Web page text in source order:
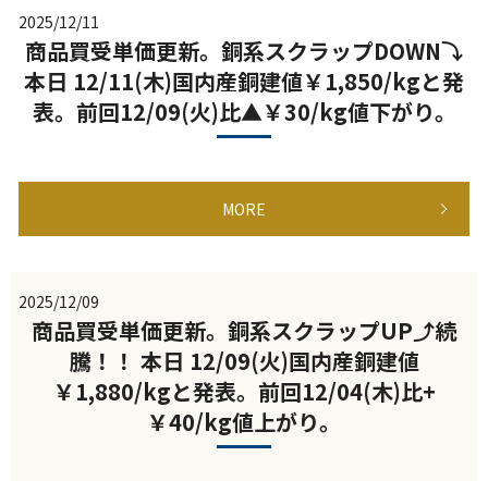
2025/12/11
商品買受単価更新。銅系スクラップDOWN⤵
本日 12/11(木)国内産銅建値￥1,850/kgと発
表。前回12/09(火)比▲￥30/kg値下がり。
MORE
2025/12/09
商品買受単価更新。銅系スクラップUP⤴続
騰！！ 本日 12/09(火)国内産銅建値
￥1,880/kgと発表。前回12/04(木)比+
￥40/kg値上がり。